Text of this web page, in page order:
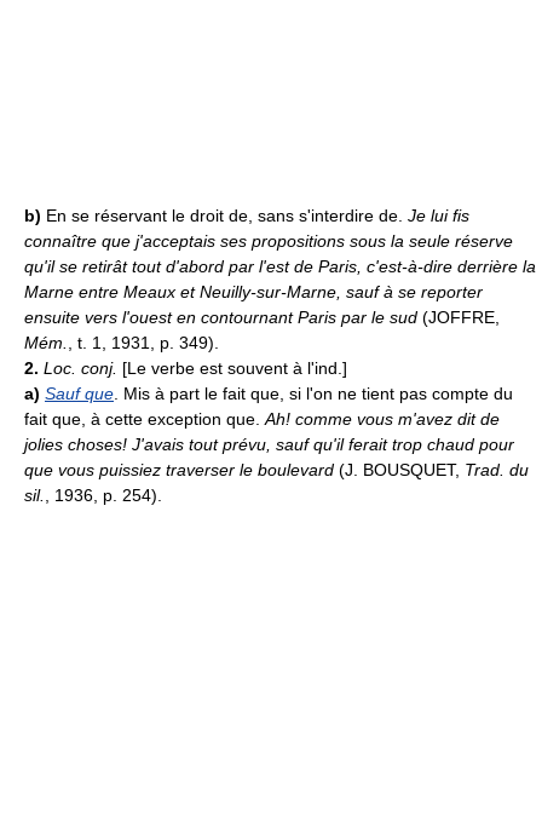
b) En se réservant le droit de, sans s'interdire de. Je lui fis
connaître que j'acceptais ses propositions sous la seule réserve
qu'il se retirât tout d'abord par l'est de Paris, c'est-à-dire derrière la
Marne entre Meaux et Neuilly-sur-Marne, sauf à se reporter
ensuite vers l'ouest en contournant Paris par le sud (JOFFRE,
Mém., t. 1, 1931, p. 349).
2. Loc. conj. [Le verbe est souvent à l'ind.]
a) Sauf que. Mis à part le fait que, si l'on ne tient pas compte du
fait que, à cette exception que.Ah! comme vous m'avez dit de
jolies choses! J'avais tout prévu, sauf qu'il ferait trop chaud pour
que vous puissiez traverser le boulevard (J. BOUSQUET, Trad. du
sil., 1936, p. 254).